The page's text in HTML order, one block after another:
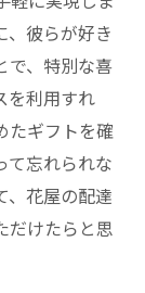
、彼らが好き
で、特別な喜
を利用すれ
たギフトを確
て忘れられな
、花屋の配達
だけたらと思